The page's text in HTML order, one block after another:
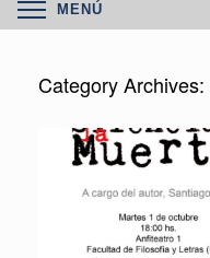
MENÚ
Category Archives: